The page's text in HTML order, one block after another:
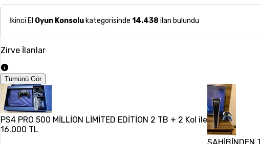
İkinci El Oyun Konsolu kategorisinde 14.438 ilan bulundu
Zirve İlanlar
Tümünü Gör
PS4 PRO 500 MİLLİON LİMİTED EDİTİON 2 TB + 2 Kol ile
16.000 TL